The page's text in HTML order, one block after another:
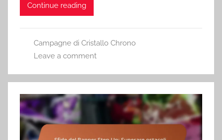
Continue reading
Campagne di Cristallo Chrono
Leave a comment